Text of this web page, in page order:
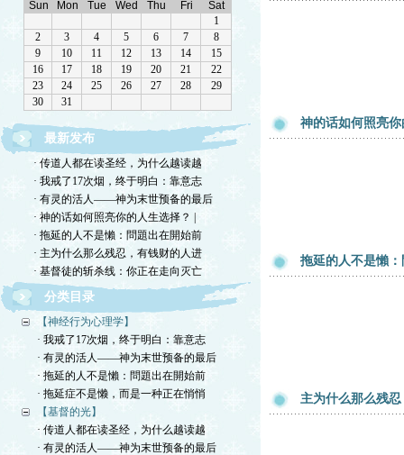
最新发布
· 传道人都在读圣经，为什么越读越
· 我戒了17次烟，终于明白：靠意志
· 有灵的活人——神为末世预备的最后
· 神的话如何照亮你的人生选择？ |
· 拖延的人不是懶：問題出在開始前
· 主为什么那么残忍，有钱财的人进
· 基督徒的斩杀线：你正在走向灭亡
分类目录
【神经行为心理学】
· 我戒了17次烟，终于明白：靠意志
· 有灵的活人——神为末世预备的最后
· 拖延的人不是懶：問題出在開始前
· 拖延症不是懒，而是一种正在悄悄
【基督的光】
· 传道人都在读圣经，为什么越读越
· 有灵的活人——神为末世预备的最后
神的话如何照亮
拖延的人不是懶
主为什么那么残